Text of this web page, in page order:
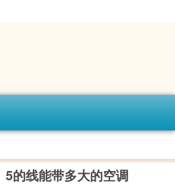
5的线能带多大的空调